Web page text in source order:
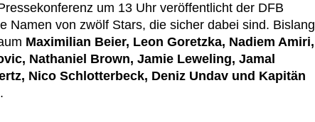
um 13 Uhr veröffentlicht der DFB
Namen von zwölf Stars, die sicher dabei sind. Bislang
Maximilian Beier, Leon Goretzka, Nadiem Amiri,
Nathaniel Brown, Jamie Leweling, Jamal
Nico Schlotterbeck, Deniz Undav und Kapitän
.